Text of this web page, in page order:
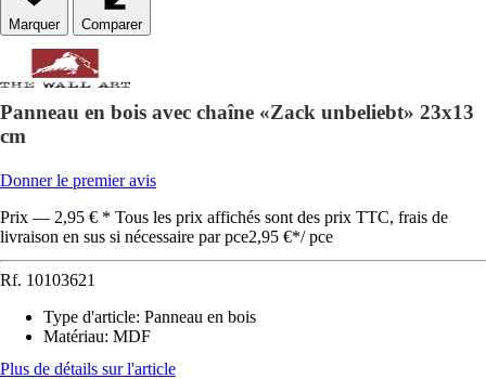
Comparer
Panneau en bois avec chaîne «Zack unbeliebt» 23x13
cm
Donner le premier avis
Prix — 2,95 € * Tous les prix affichés sont des prix TTC, frais de
livraison en sus si nécessaire par pce2,95 €*/ pce
Rf. 10103621
Type d'article: Panneau en bois
Matériau: MDF
Plus de détails sur l'article